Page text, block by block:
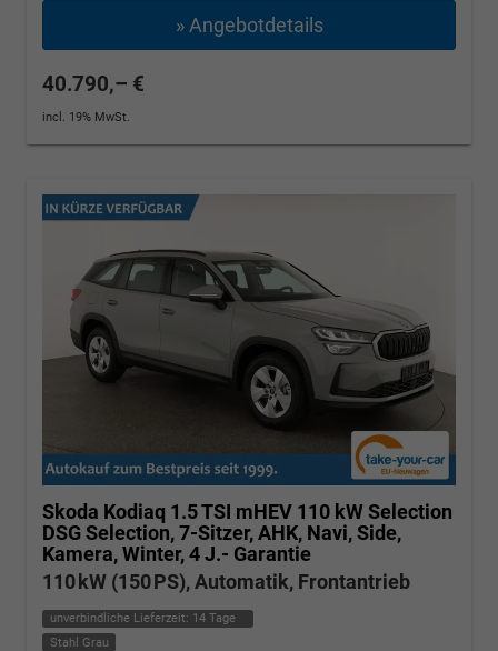
» Angebotdetails
40.790,– €
incl. 19% MwSt.
Skoda Kodiaq 1.5 TSI mHEV 110 kW Selection
DSG Selection, 7-Sitzer, AHK, Navi, Side,
Kamera, Winter, 4 J.- Garantie
110 kW (150 PS), Automatik, Frontantrieb
unverbindliche Lieferzeit: 14 Tage
Stahl Grau